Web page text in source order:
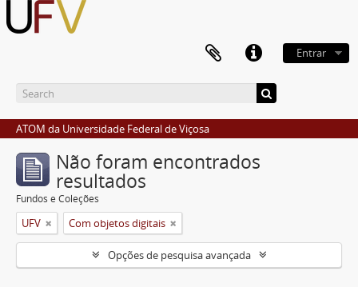
Entrar
ATOM da Universidade Federal de Viçosa
Não foram encontrados
resultados
Fundos e Coleções
UFV Com objetos digitais
Opções de pesquisa avançada